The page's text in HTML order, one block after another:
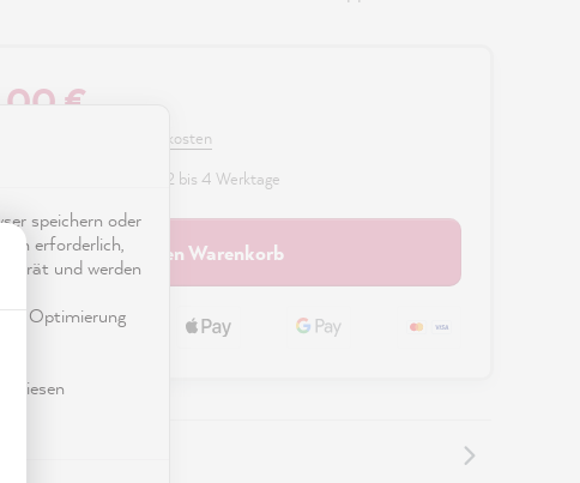
€
inkl. MwSt. zzgl. Versandkosten
verfügbar, Lieferzeit: 2 bis 4 Werktage
In den Warenkorb
speichern oder
erforderlich,
und werden
Optimierung
diesen